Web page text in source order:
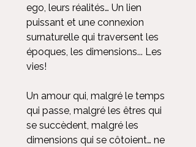
ego, leurs réalités… Un lien
puissant et une connexion
surnaturelle qui traversent les
époques, les dimensions... Les
vies!
Un amour qui, malgré le temps
qui passe, malgré les êtres qui
se succèdent, malgré les
dimensions qui se côtoient… ne